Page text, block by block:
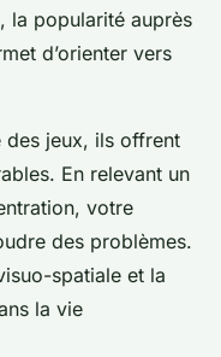
la popularité auprès
d’orienter vers
des jeux, ils offrent
En relevant un
votre
des problèmes.
spatiale et la
la vie